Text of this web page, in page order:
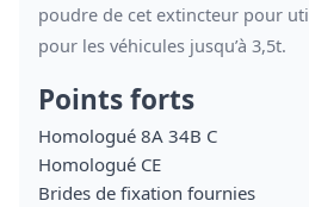
poudre de cet extincteur pour
pour les véhicules jusqu’à 3,5t.
Points forts
Homologué 8A 34B C
Homologué CE
Brides de fixation fournies